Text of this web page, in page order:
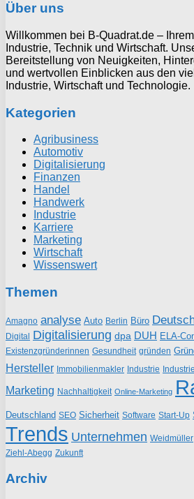
Über uns
Willkommen bei B-Quadrat.de –
Industrie, Technik und Wirtschaft.
Bereitstellung von Neuigkeiten,
und wertvollen Einblicken aus den
Industrie, Wirtschaft und Technologie.
Kategorien
Agribusiness
Automotiv
Digitalisierung
Finanzen
Handel
Handwerk
Industrie
Karriere
Marketing
Wirtschaft
Wissenswert
Themen
Amagno analyse Auto Berlin Büro
Digital Digitalisierung dpa DUH ELA-
Existenzgründerinnen Gesundheit gründen
Hersteller Immobilienmakler Industrie
Marketing Nachhaltigkeit Online-Marketing
Deutschland SEO Sicherheit Software Start-Up
Trends Unternehmen Weidmüller
Ziehl-Abegg Zukunft
Archiv